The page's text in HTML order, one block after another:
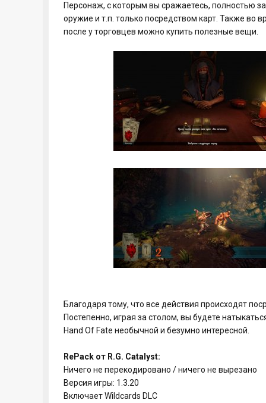
Персонаж, с которым вы сражаетесь, полностью
оружие и т.п. только посредством карт. Также во
после у торговцев можно купить полезные вещи.
Благодаря тому, что все действия происходят
Постепенно, играя за столом, вы будете
Hand Of Fate необычной и безумно интересной.
RePack от R.G. Catalyst:
Ничего не перекодировано / ничего не вырезано
Версия игры: 1.3.20
Включает Wildcards DLC